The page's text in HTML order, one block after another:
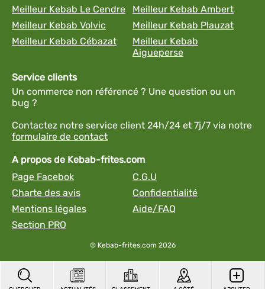
Meilleur Kebab Le Cendre
Meilleur Kebab Ambert
Meilleur Kebab Volvic
Meilleur Kebab Plauzat
Meilleur Kebab Cébazat
Meilleur Kebab
Aigueperse
Service clients
Un commerce non référencé ? Une question ou un
bug ?
Contactez notre service client 24h/24 et 7j/7 via notre
formulaire de contact
A propos de Kebab-frites.com
Page Facebok
C.G.U
Charte des avis
Confidentialité
Mentions légales
Aide/FAQ
Section PRO
© Kebab-frites.com 2026